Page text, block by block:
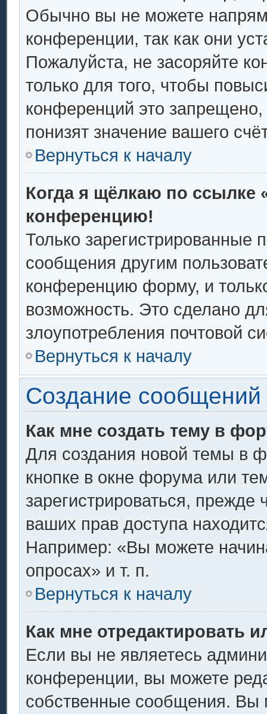
Обычно вы не можете
конференции, так как они
Пожалуйста, не засоряйте
только для того, чтобы
конференций это
понизят значение вашего
Вернуться к началу
Когда я щёлкаю по ссылке
конференцию!
Только зарегистрированные
сообщения другим
конференцию форму, и
возможность. Это сделано
злоупотребления почтовой
Вернуться к началу
Создание сообщений
Как мне создать тему в
Для создания новой темы в
кнопке в окне форума или
зарегистрироваться,
ваших прав доступа
Например: «Вы можете
опросах» и т. п.
Вернуться к началу
Как мне отредактировать
Если вы не являетесь
конференции, вы можете
собственные сообщения. Вы